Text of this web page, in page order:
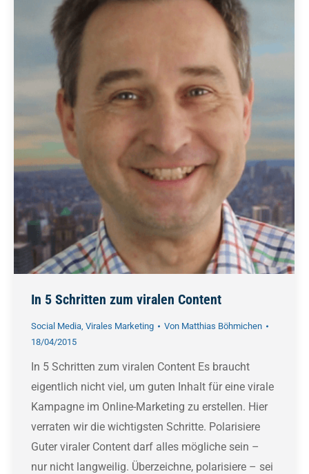
In 5 Schritten zum viralen Content
Social Media, Virales Marketing Von Matthias Böhmichen
18/04/2015
In 5 Schritten zum viralen Content Es braucht
eigentlich nicht viel, um guten Inhalt für eine virale
Kampagne im Online-Marketing zu erstellen. Hier
verraten wir die wichtigsten Schritte. Polarisiere
Guter viraler Content darf alles mögliche sein –
nur nicht langweilig. Überzeichne, polarisiere – sei